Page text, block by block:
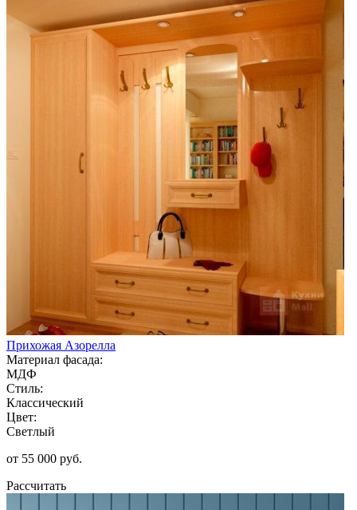
Прихожая Азорелла
Материал фасада:
МДФ
Стиль:
Классический
Цвет:
Светлый
от 55 000 руб.
Рассчитать